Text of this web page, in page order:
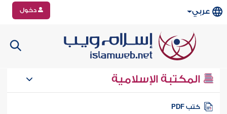
عربي دخول
المكتبة الإسلامية